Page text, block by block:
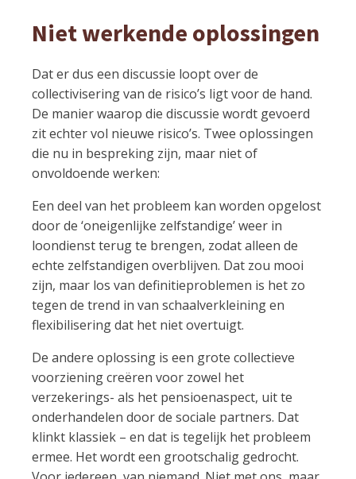
Niet werkende oplossingen
Dat er dus een discussie loopt over de
collectivisering van de risico’s ligt voor de hand.
De manier waarop die discussie wordt gevoerd
zit echter vol nieuwe risico’s. Twee oplossingen
die nu in bespreking zijn, maar niet of
onvoldoende werken:
Een deel van het probleem kan worden opgelost
door de ‘oneigenlijke zelfstandige’ weer in
loondienst terug te brengen, zodat alleen de
echte zelfstandigen overblijven. Dat zou mooi
zijn, maar los van definitieproblemen is het zo
tegen de trend in van schaalverkleining en
flexibilisering dat het niet overtuigt.
De andere oplossing is een grote collectieve
voorziening creëren voor zowel het
verzekerings- als het pensioenaspect, uit te
onderhandelen door de sociale partners. Dat
klinkt klassiek – en dat is tegelijk het probleem
ermee. Het wordt een grootschalig gedrocht.